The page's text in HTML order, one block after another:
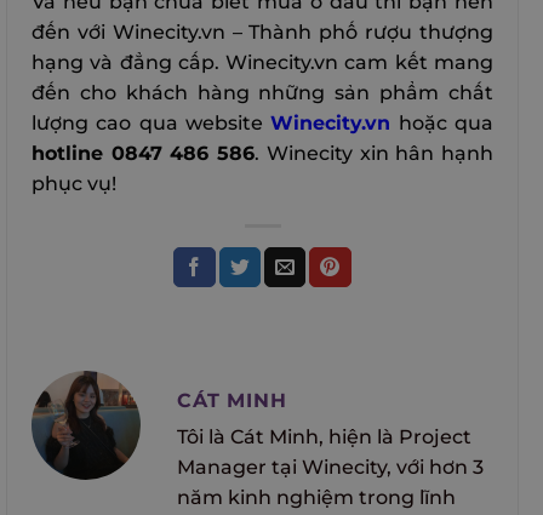
đến với Winecity.vn – Thành phố rượu thượng
hạng và đẳng cấp. Winecity.vn cam kết mang
đến cho khách hàng những sản phẩm chất
lượng cao qua websiteWinecity.vn hoặc qua
hotline 0847 486 586. Winecity xin hân hạnh
phục vụ!
CÁT MINH
Tôi là Cát Minh, hiện là Project
Manager tại Winecity, với hơn 3
năm kinh nghiệm trong lĩnh